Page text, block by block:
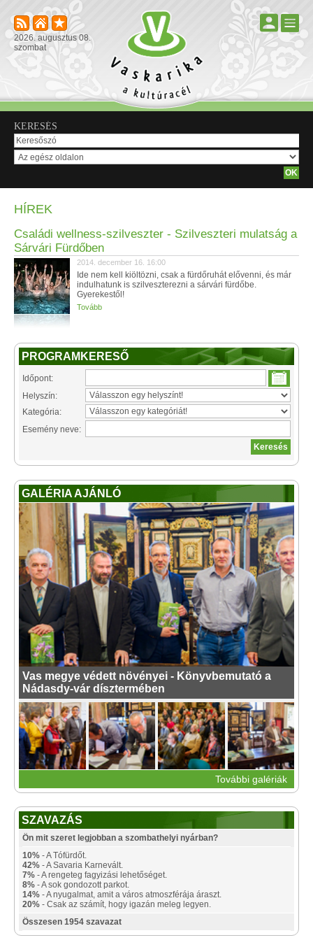
2026. augusztus 08.
szombat
KERESÉS
HÍREK
Családi wellness-szilveszter - Szilveszteri mulatság a
Sárvári Fürdőben
2014. december 16. 16:00
Ide nem kell kiöltözni, csak a fürdőruhát elővenni, és már
indulhatunk is szilveszterezni a sárvári fürdőbe.
Gyerekestől!
Tovább
PROGRAMKERESŐ
Időpont:
Helyszín:
Kategória:
Esemény neve:
GALÉRIA AJÁNLÓ
Vas megye védett növényei - Könyvbemutató a
Nádasdy-vár dísztermében
További galériák
SZAVAZÁS
Ön mit szeret legjobban a szombathelyi nyárban?
10% - A Tófürdőt.
42% - A Savaria Karnevált.
7% - A rengeteg fagyizási lehetőséget.
8% - A sok gondozott parkot.
14% - A nyugalmat, amit a város atmoszférája áraszt.
20% - Csak az számít, hogy igazán meleg legyen.
Összesen 1954 szavazat